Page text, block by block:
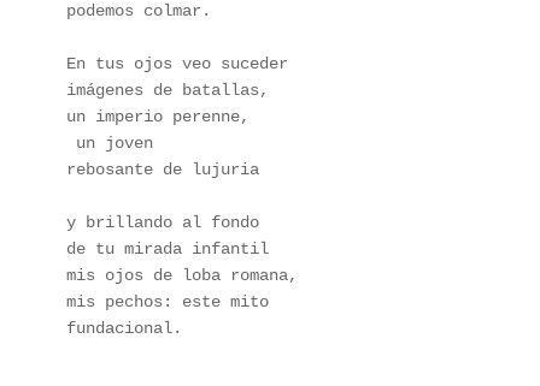
podemos colmar.
En tus ojos veo suceder
imágenes de batallas,
un imperio perenne,
un joven
rebosante de lujuria
y brillando al fondo
de tu mirada infantil
mis ojos de loba romana,
mis pechos: este mito
fundacional.